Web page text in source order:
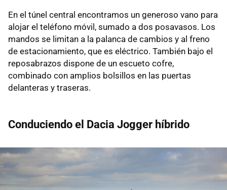
En el túnel central encontramos un generoso vano para
alojar el teléfono móvil, sumado a dos posavasos. Los
mandos se limitan a la palanca de cambios y al freno
de estacionamiento, que es eléctrico. También bajo el
reposabrazos dispone de un escueto cofre,
combinado con amplios bolsillos en las puertas
delanteras y traseras.
Conduciendo el Dacia Jogger híbrido